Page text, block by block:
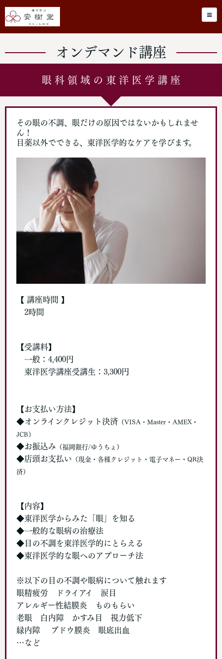
オンデマンド講座
眼 科 領 域 の 東 洋 医 学 講 座
その眼の不調、眼だけの原因ではないかもしれませ
ん！
目薬以外でできる、東洋医学的なケアを学びます。
【 講座時間 】
2時間
【受講料】
一般：4,400円
東洋医学講座受講生：3,300円
【お支払い方法】
◆オンラインクレジット決済 （VISA・Master・AMEX・
JCB）
◆お振込み （福岡銀行/ゆうちょ）
◆店頭お支払い （現金・各種クレジット・電子マネー・QR決
済）
【内容】
◆東洋医学からみた「眼」を知る
◆一般的な眼病の治療法
◆目の不調を東洋医学的にとらえる
◆東洋医学的な眼へのアプローチ法
※以下の目の不調や眼病について触れます
眼精疲労 ドライアイ 涙目
アレルギー性結膜炎 ものもらい
老眼 白内障 かすみ目 視力低下
緑内障 ブドウ膜炎 眼底出血
…など